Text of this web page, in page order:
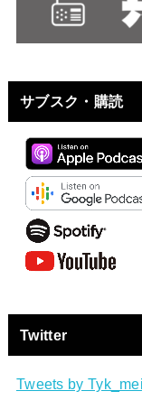
サブスク・購読
Twitter
Tweets by